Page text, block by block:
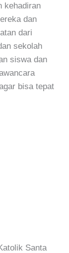
kehadiran
dan
dari
sekolah
siswa dan
bisa tepat
Santa